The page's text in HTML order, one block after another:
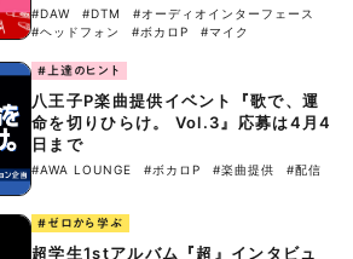
#DAW #DTM
#オーディオインターフェース
#ヘッドフォン
#ボカロP #マイク
#上達のヒント
八王子P楽曲提供イベント『歌で、運
命を切りひらけ。 Vol.3』応募は4月4
日まで
#AWA LOUNGE #ボカロP #楽曲提供 #配信
#ゼロから学ぶ
超学生1stアルバム『超』インタビュ